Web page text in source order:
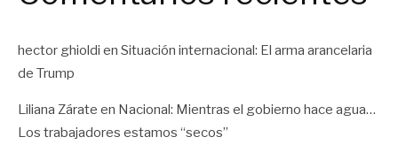
hector ghioldi en Situación internacional: El arma arancelaria
de Trump
Liliana Zárate en Nacional: Mientras el gobierno hace agua…
Los trabajadores estamos “secos”